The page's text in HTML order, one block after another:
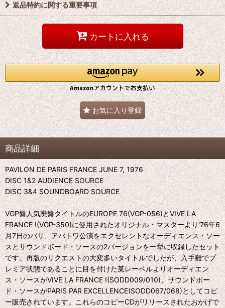
返品特約に関する重要事項
カートに入れる
お気に入り登録
商品詳細
PAVILON DE PARIS FRANCE JUNE 7, 1976
DISC 1&2 AUDIENCE SOURCE
DISC 3&4 SOUNDBOARD SOURCE
VGP盤人気廃盤タイトルのEUROPE 76(VGP-056)とVIVE LA
FRANCE !(VGP-350)に使用されたオリジナル・マスターより'76年6
月7日のパリ、アバトワ公演をエクセレントなオーディエンス・ソー
スとサウンドボード・ソースの2バージョンを一挙に収録したセット
です。再版のリクエストの大変多いタイトルでしたが、入手難でプ
レミア状態であることに目を付けた某レーベルよりオーディエン
ス・ソースがVIVE LA FRANCE !(SODD009/010)、サウンドボー
ド・ソースがPARIS PAR EXCELLENCE(SODD067/068)としてコピ
ー販売されています。これらのコピーCDがリリースされたおかげで